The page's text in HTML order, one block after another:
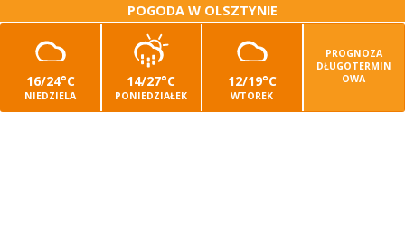
POGODA W OLSZTYNIE
16/24°C
NIEDZIELA
14/27°C
PONIEDZIAŁEK
12/19°C
WTOREK
PROGNOZA
DŁUGOTERMIN
OWA